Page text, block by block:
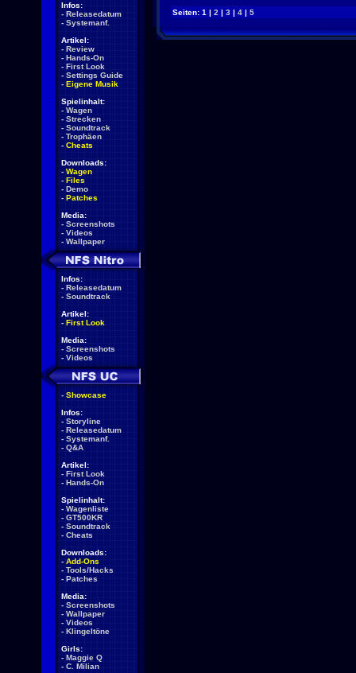
Infos:
- Releasedatum
- Systemanf.
Artikel:
- Review
- Hands-On
- First Look
- Settings Guide
- Eigene Musik
Spielinhalt:
- Wagen
- Strecken
- Soundtrack
- Trophäen
- Cheats
Downloads:
- Wagen
- Files
- Demo
- Patches
Media:
- Screenshots
- Videos
- Wallpaper
Infos:
- Releasedatum
- Soundtrack
Artikel:
- First Look
Media:
- Screenshots
- Videos
- Showcase
Infos:
- Storyline
- Releasedatum
- Systemanf.
- Q&A
Artikel:
- First Look
- Hands-On
Spielinhalt:
- Wagenliste
- GT500KR
- Soundtrack
- Cheats
Downloads:
- Add-Ons
- Tools/Hacks
- Patches
Media:
- Screenshots
- Wallpaper
- Videos
- Klingeltöne
Girls:
- Maggie Q
- C. Milian
Seiten: 1 | 2 | 3 | 4 | 5